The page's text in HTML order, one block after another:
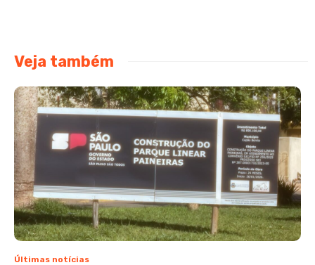
Veja também
Últimas notícias